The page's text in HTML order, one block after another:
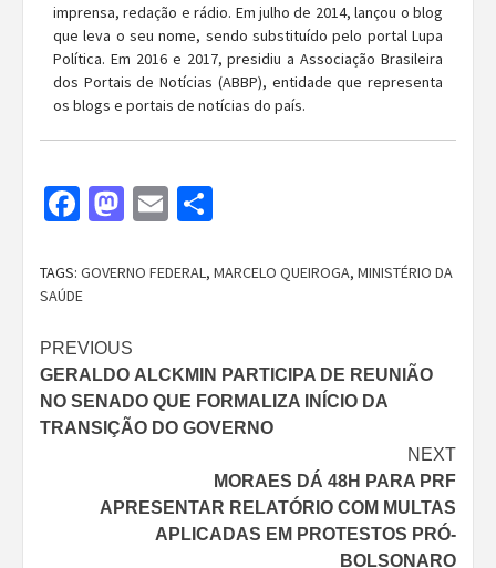
imprensa, redação e rádio. Em julho de 2014, lançou o blog
que leva o seu nome, sendo substituído pelo portal Lupa
Política. Em 2016 e 2017, presidiu a Associação Brasileira
dos Portais de Notícias (ABBP), entidade que representa
os blogs e portais de notícias do país.
Facebook
Mastodon
Email
TAGS: GOVERNO FEDERAL, MARCELO QUEIROGA, MINISTÉRIO DA
SAÚDE
Continue
Reading
PREVIOUS
GERALDO ALCKMIN PARTICIPA DE REUNIÃO
NO SENADO QUE FORMALIZA INÍCIO DA
TRANSIÇÃO DO GOVERNO
NEXT
MORAES DÁ 48H PARA PRF
APRESENTAR RELATÓRIO COM MULTAS
APLICADAS EM PROTESTOS PRÓ-
BOLSONARO